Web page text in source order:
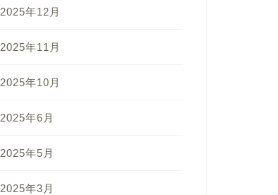
2025年12月
2025年11月
2025年10月
2025年6月
2025年5月
2025年3月